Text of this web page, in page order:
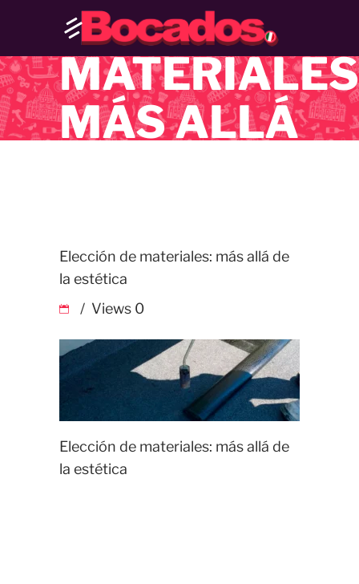
DE
MÁS ALLÁ
Elección de materiales: más allá de
la estética
Views 0
Elección de materiales: más allá de
la estética